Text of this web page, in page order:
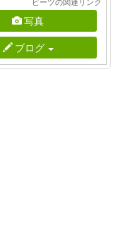
写真
ブログ